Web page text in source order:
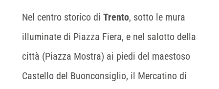
Nel centro storico di Trento, sotto le mura
illuminate di Piazza Fiera, e nel salotto della
città (Piazza Mostra) ai piedi del maestoso
Castello del Buonconsiglio, il Mercatino di